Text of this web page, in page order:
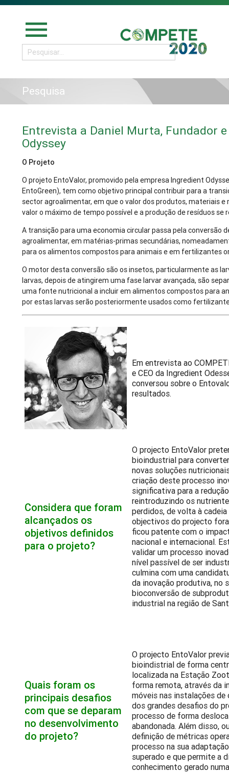
menu
Pesquisa
Entrevista a Daniel Murta, Fundador
Odyssey
O Projeto
O projeto EntoValor, promovido pela empresa Ingredient
EntoGreen), tem como objetivo principal contribuir para a
sector agroalimentar, em que o valor dos produtos, materiais
valor o máximo de tempo possível e a produção de resíduos se
A transição para uma economia circular passa pela conversão
agroalimentar, em matérias-primas secundárias,
para os alimentos compostos para animais e em fertilizantes
O motor desta conversão são os insetos, particularmente as
larvas, depois de atingirem uma fase larvar avançada, são
uma fonte nutricional a incluir em alimentos compostos para
por estas larvas serão posteriormente usados como
Em entrevista ao
e CEO da Ingredient
conversou sobre o
resultados.
Considera que foram
alcançados os
objetivos definidos
para o projeto?
O projecto EntoValor
bioindustrial para
novas soluções
criação deste processo
significativa para a
reintroduzindo os
perdidos, de volta à
objectivos do projecto
ficou patente com o
nacional e internacional.
validar um processo
nível passível de ser
culmina com uma
da inovação produtiva, no
bioconversão de
industrial na região de
Quais foram os
principais desafios
com que se deparam
no desenvolvimento
do projeto?
O projecto EntoValor
bioindistrial de forma
localizada na Estação
forma remota, através da
móveis nas instalações de
dos grandes desafios do
processo de forma
abandonada. Além disso,
definição de métricas
processo na sua
superado e que permite a
conhecimento gerado